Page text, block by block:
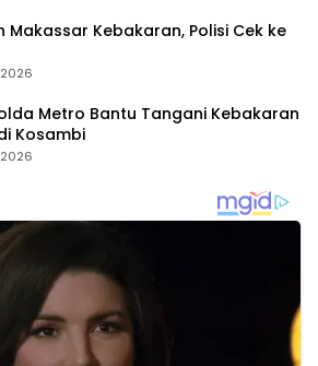
Makassar Kebakaran, Polisi Cek ke
Metro Bantu Tangani Kebakaran
Kosambi